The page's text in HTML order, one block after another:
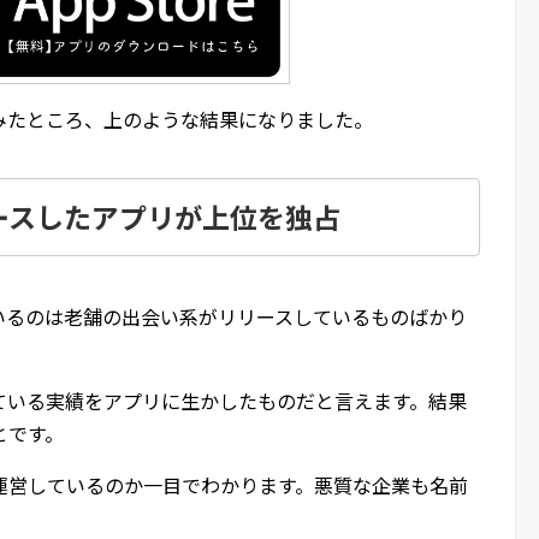
ところ、上のような結果になりました。
したアプリが上位を独占
のは老舗の出会い系がリリースしているものばかり
る実績をアプリに生かしたものだと言えます。結果
す。
しているのか一目でわかります。悪質な企業も名前